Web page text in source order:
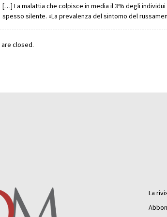
[…] La malattia che colpisce in media il 3% degli
spesso silente. «La prevalenza del sintomo del
closed.
La